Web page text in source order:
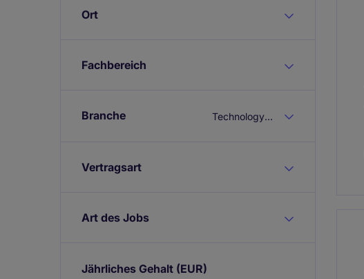
Ort
Fachbereich
Branche Technology & Telecoms
Vertragsart
Art des Jobs
Jährliches Gehalt (EUR)